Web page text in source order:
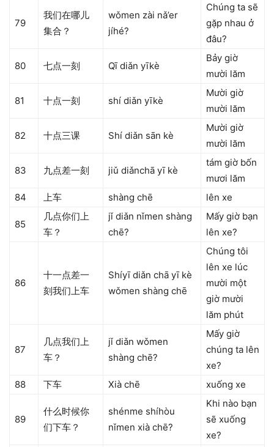
79
我们在哪儿
集合？
wǒmen zài nǎ’er
jíhé?
Chúng ta sẽ
gặp nhau ở
đâu?
80 七点一刻 Qī diǎn yīkè
Bảy giờ
mười lăm
81 十点一刻 shí diǎn yīkè
Mười giờ
mười lăm
82 十点三课 Shí diǎn sān kè
Mười giờ
mười lăm
83 九点差一刻 jiǔ diǎnchā yī kè
tám giờ bốn
mươi lăm
84
上车 shàng chē lên xe
85
几点你们上
车？
jǐ diǎn nǐmen shàng
chē?
Mấy giờ bạn
lên xe?
86
十一点差一
刻我们上车
Shíyī diǎn chā yī kè
wǒmen shàng chē
Chúng tôi
lên xe lúc
mười một
giờ mười
lăm phút
87
几点我们上
车？
jǐ diǎn wǒmen
shàng chē?
Mấy giờ
chúng ta lên
xe?
88
下车 Xià chē xuống xe
89
什么时候你
们下车？
shénme shíhòu
nǐmen xià chē?
Khi nào bạn
sẽ xuống
xe?